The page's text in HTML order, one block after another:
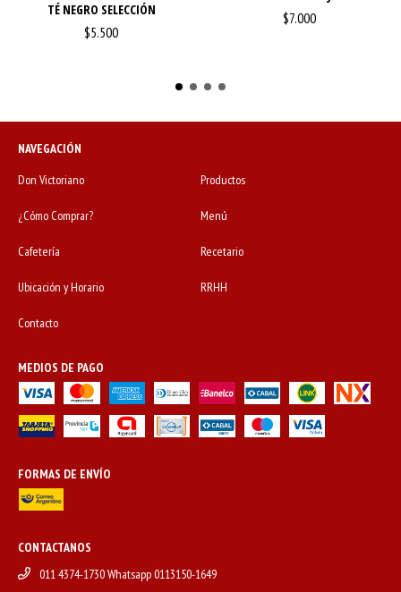
TÉ NEGRO SELECCIÓN
$5.500
$7.000
NAVEGACIÓN
Don Victoriano
Productos
¿Cómo Comprar? Menú
Cafetería Recetario
Ubicación y Horario RRHH
Contacto
MEDIOS DE PAGO
FORMAS DE ENVÍO
CONTACTANOS
011 4374-1730 Whatsapp 0113150-1649